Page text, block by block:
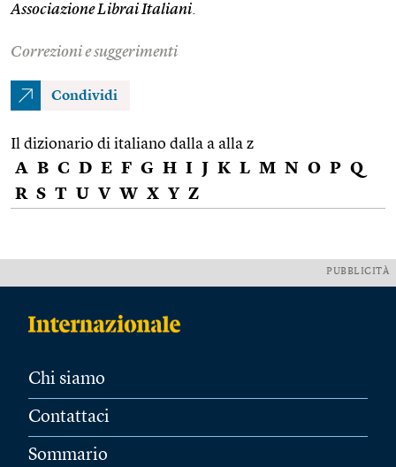
Associazione Librai Italiani
Correzioni e suggerimenti
Condividi
Il dizionario di italiano dalla a alla z
A B C D E F G H I J K L M N O P Q
R S T U V W X Y Z
PUBBLICITÀ
Chi siamo
Contattaci
Sommario